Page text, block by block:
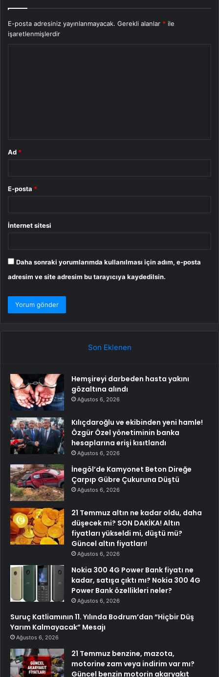
E-posta adresiniz yayınlanmayacak. Gerekli alanlar * ile
işaretlenmişlerdir
Ad *
E-posta *
İnternet sitesi
Daha sonraki yorumlarımda kullanılması için adım, e-posta
adresim ve site adresim bu tarayıcıya kaydedilsin.
Son Eklenen
Hemşireyi darbeden hasta yakını
gözaltına alındı
Ağustos 6, 2026
Kılıçdaroğlu ve ekibinden yeni hamle!
Özgür Özel yönetiminin banka
hesaplarına erişi kısıtlandı
Ağustos 6, 2026
İnegöl’de Kamyonet Beton Direğe
Çarpıp Gübre Çukuruna Düştü
Ağustos 6, 2026
21 Temmuz altın ne kadar oldu, daha
düşecek mi? SON DAKİKA! Altın
fiyatları yükseldi mi, düştü mü?
Güncel altın fiyatları!
Ağustos 6, 2026
Nokia 300 4G Power Bank fiyatı ne
kadar, satışa çıktı mı? Nokia 300 4G
Power Bank özellikleri neler?
Ağustos 6, 2026
Suruç Katliamının 11. Yılında Bodrum’dan “Hiçbir Düş
Yarım Kalmayacak” Mesajı
Ağustos 6, 2026
21 Temmuz benzine, mazota,
motorine zam veya indirim var mı?
Güncel benzin motorin akaryakıt